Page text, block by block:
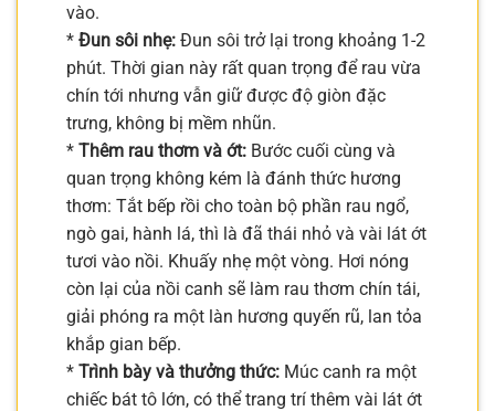
vào.
* Đun sôi nhẹ: Đun sôi trở lại trong khoảng 1-2
phút. Thời gian này rất quan trọng để rau vừa
chín tới nhưng vẫn giữ được độ giòn đặc
trưng, không bị mềm nhũn.
* Thêm rau thơm và ớt: Bước cuối cùng và
quan trọng không kém là đánh thức hương
thơm: Tắt bếp rồi cho toàn bộ phần rau ngổ,
ngò gai, hành lá, thì là đã thái nhỏ và vài lát ớt
tươi vào nồi. Khuấy nhẹ một vòng. Hơi nóng
còn lại của nồi canh sẽ làm rau thơm chín tái,
giải phóng ra một làn hương quyến rũ, lan tỏa
khắp gian bếp.
* Trình bày và thưởng thức: Múc canh ra một
chiếc bát tô lớn, có thể trang trí thêm vài lát ớt